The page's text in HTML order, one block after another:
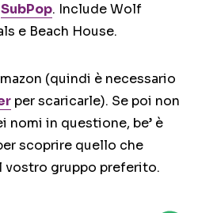
SubPop. Include Wolf
e Beach House.
(quindi è necessario
per scaricarle). Se poi non
nomi in questione, be’ è
scoprire quello che
vostro gruppo preferito.